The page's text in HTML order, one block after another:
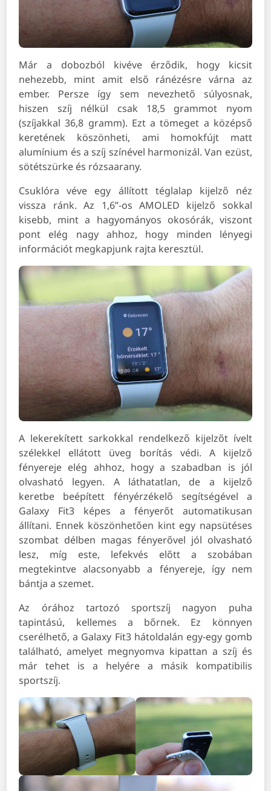
Már a dobozból kivéve érződik, hogy kicsit
nehezebb, mint amit első ránézésre várna az
ember. Persze így sem nevezhető súlyosnak,
hiszen szíj nélkül csak 18,5 grammot nyom
(szíjakkal 36,8 gramm). Ezt a tömeget a középső
keretének köszönheti, ami homokfújt matt
alumínium és a szíj színével harmonizál. Van ezüst,
sötétszürke és rózsaarany.
Csuklóra véve egy állított téglalap kijelző néz
vissza ránk. Az 1,6”-os AMOLED kijelző sokkal
kisebb, mint a hagyományos okosórák, viszont
pont elég nagy ahhoz, hogy minden lényegi
információt megkapjunk rajta keresztül.
A lekerekített sarkokkal rendelkező kijelzőt ívelt
szélekkel ellátott üveg borítás védi. A kijelző
fényereje elég ahhoz, hogy a szabadban is jól
olvasható legyen. A láthatatlan, de a kijelző
keretbe beépített fényérzékelő segítségével a
Galaxy Fit3 képes a fényerőt automatikusan
állítani. Ennek köszönhetően kint egy napsütéses
szombat délben magas fényerővel jól olvasható
lesz, míg este, lefekvés előtt a szobában
megtekintve alacsonyabb a fényereje, így nem
bántja a szemet.
Az órához tartozó sportszíj nagyon puha
tapintású, kellemes a bőrnek. Ez könnyen
cserélhető, a Galaxy Fit3 hátoldalán egy-egy gomb
található, amelyet megnyomva kipattan a szíj és
már tehet is a helyére a másik kompatibilis
sportszíj.